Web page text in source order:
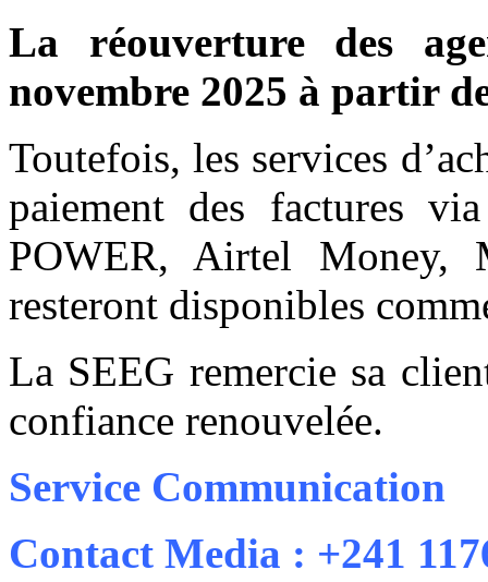
La réouverture des
novembre 2025 à partir
Toutefois, les services
paiement des factures
POWER, Airtel
resteront disponibles
La SEEG remercie sa
confiance renouvelée.
Service Communication
Contact Media : +241